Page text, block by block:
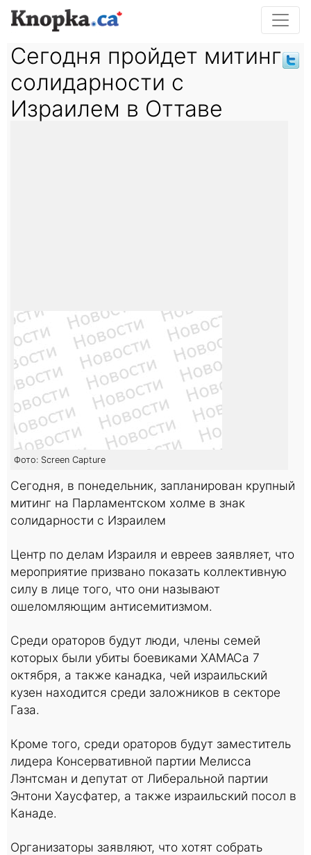
Сегодня пройдет митинг
солидарности с
Израилем в Оттаве
Фото: Screen Capture
Сегодня, в понедельник, запланирован крупный
митинг на Парламентском холме в знак
солидарности с Израилем
Центр по делам Израиля и евреев заявляет, что
мероприятие призвано показать коллективную
силу в лице того, что они называют
ошеломляющим антисемитизмом.
Среди ораторов будут люди, члены семей
которых были убиты боевиками ХАМАСа 7
октября, а также канадка, чей израильский
кузен находится среди заложников в секторе
Газа.
Кроме того, среди ораторов будут заместитель
лидера Консервативной партии Мелисса
Лэнтсман и депутат от Либеральной партии
Энтони Хаусфатер, а также израильский посол в
Канаде.
Организаторы заявляют, что хотят собрать